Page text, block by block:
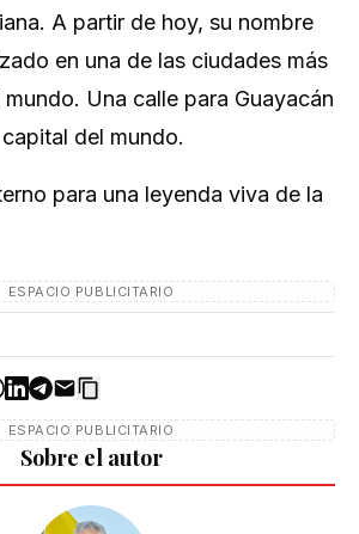
A partir de hoy, su nombre
en una de las ciudades más
Una calle para Guayacán
del mundo.
para una leyenda viva de la
ESPACIO PUBLICITARIO
ESPACIO PUBLICITARIO
Sobre el autor